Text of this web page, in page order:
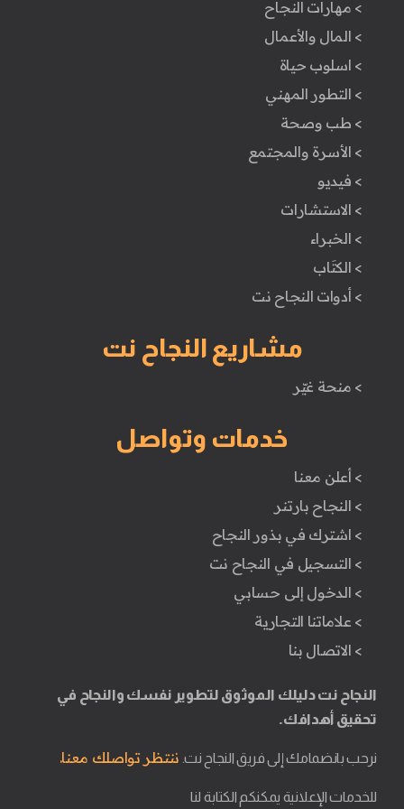
> مهارات النجاح
> المال والأعمال
> اسلوب حياة
> التطور المهني
> طب وصحة
> الأسرة والمجتمع
> فيديو
> الاستشارات
> الخبراء
> الكتَاب
> أدوات النجاح نت
مشاريع النجاح نت
> منحة غيّر
خدمات وتواصل
> أعلن معنا
> النجاح بارتنر
> اشترك في بذور النجاح
> التسجيل في النجاح نت
> الدخول إلى حسابي
> علاماتنا التجارية
> الاتصال بنا
النجاح نت دليلك الموثوق لتطوير نفسك والنجاح في
تحقيق أهدافك.
نرحب بانضمامك إلى فريق النجاح نت. ننتظر تواصلك معنا.
للخدمات الإعلانية يمكنكم الكتابة لنا